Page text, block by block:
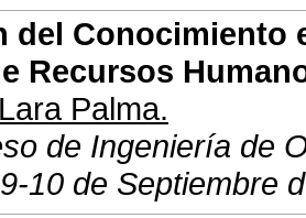
del Conocimiento
Recursos
Palma.
de Ingeniería de
10 de Septiembre